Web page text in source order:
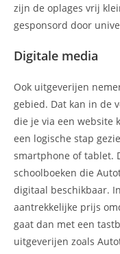
zijn de oplages vrij
gesponsord door
Digitale media
Ook uitgeverijen
gebied. Dat kan in de
die je via een website
een logische stap
smartphone of tablet.
schoolboeken die
digitaal beschikbaar.
aantrekkelijke prijs
gaat dan met een
uitgeverijen zoals